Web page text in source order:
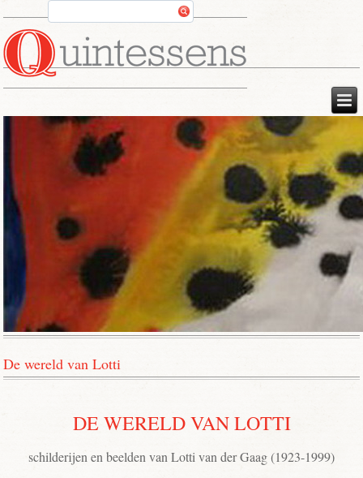
De wereld van Lotti
DE WERELD VAN LOTTI
schilderijen en beelden van Lotti van der Gaag (1923-1999)